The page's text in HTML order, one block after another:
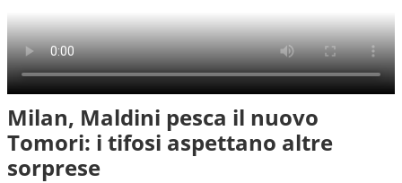
Milan, Maldini pesca il nuovo
Tomori: i tifosi aspettano altre
sorprese